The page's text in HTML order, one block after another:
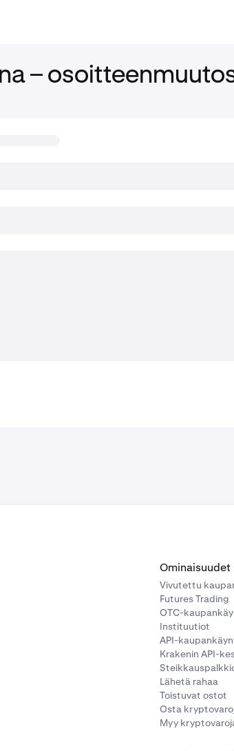
–
Ominaisuudet
Vivutettu
Futures Trading
OTC-
Instituutiot
API-
Krakenin API-
Lähetä rahaa
Toistuvat ostot
Osta
Myy